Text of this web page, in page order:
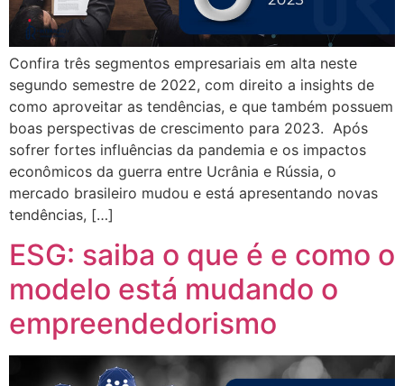
Confira três segmentos empresariais em alta neste
segundo semestre de 2022, com direito a insights de
como aproveitar as tendências, e que também possuem
boas perspectivas de crescimento para 2023. Após
sofrer fortes influências da pandemia e os impactos
econômicos da guerra entre Ucrânia e Rússia, o
mercado brasileiro mudou e está apresentando novas
tendências, […]
ESG: saiba o que é e como o
modelo está mudando o
empreendedorismo